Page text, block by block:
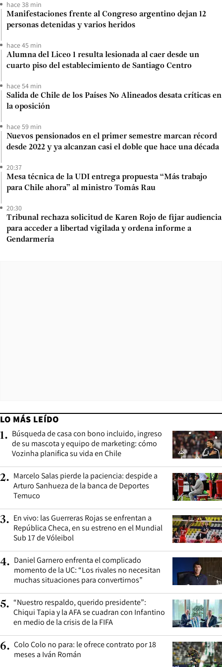
hace 38 min
Manifestaciones frente al Congreso argentino dejan 12
personas detenidas y varios heridos
hace 45 min
Alumna del Liceo 1 resulta lesionada al caer desde un
cuarto piso del establecimiento de Santiago Centro
hace 54 min
Salida de Chile de los Países No Alineados desata críticas en
la oposición
hace 59 min
Nuevos pensionados en el primer semestre marcan récord
desde 2022 y ya alcanzan casi el doble que hace una década
20:37
Mesa técnica de la UDI entrega propuesta “Más trabajo
para Chile ahora” al ministro Tomás Rau
20:30
Tribunal rechaza solicitud de Karen Rojo de fijar audiencia
para acceder a libertad vigilada y ordena informe a
Gendarmería
LO MÁS LEÍDO
1. Búsqueda de casa con bono incluido, ingreso
de su mascota y equipo de marketing: cómo
Vozinha planifica su vida en Chile
2. Marcelo Salas pierde la paciencia: despide a
Arturo Sanhueza de la banca de Deportes
Temuco
3. En vivo: las Guerreras Rojas se enfrentan a
República Checa, en su estreno en el Mundial
Sub 17 de Vóleibol
4. Daniel Garnero enfrenta el complicado
momento de la UC: “Los rivales no necesitan
muchas situaciones para convertirnos”
5. “Nuestro respaldo, querido presidente”:
Chiqui Tapia y la AFA se cuadran con Infantino
en medio de la crisis de la FIFA
6. Colo Colo no para: le ofrece contrato por 18
meses a Iván Román